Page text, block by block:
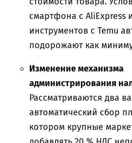
смартфона с AliExpress
инструментов с Temu
подорожают как
Изменение механизма
администрирования
Рассматриваются два
автоматический сбор
котором крупные